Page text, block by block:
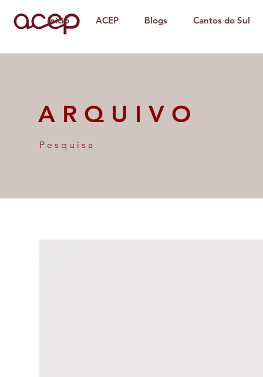
Início ACEP Blogs Cantos do Sul
ARQUIVO
Pesquisa